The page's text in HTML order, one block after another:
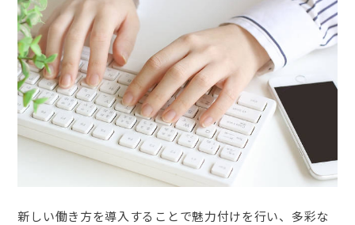
新しい働き方を導入することで魅力付けを行い、多彩な